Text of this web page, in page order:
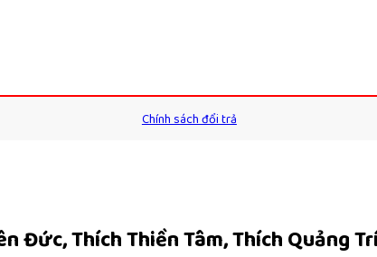
Chính sách đổi trả
Đức, Thích Thiền Tâm, Thích Quảng